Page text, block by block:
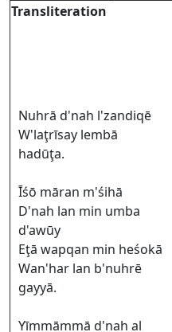
Transliteration
Nuhrā d'nah l'zandiqē
W'laţrīsay lembā
hadūţa.
Īśō māran m'śihā
D'nah lan min umba
d'awūy
Eţā wapqan min heśokā
Wan'har lan b'nuhrē
gayyā.
Yīmmāmmā d'nah al